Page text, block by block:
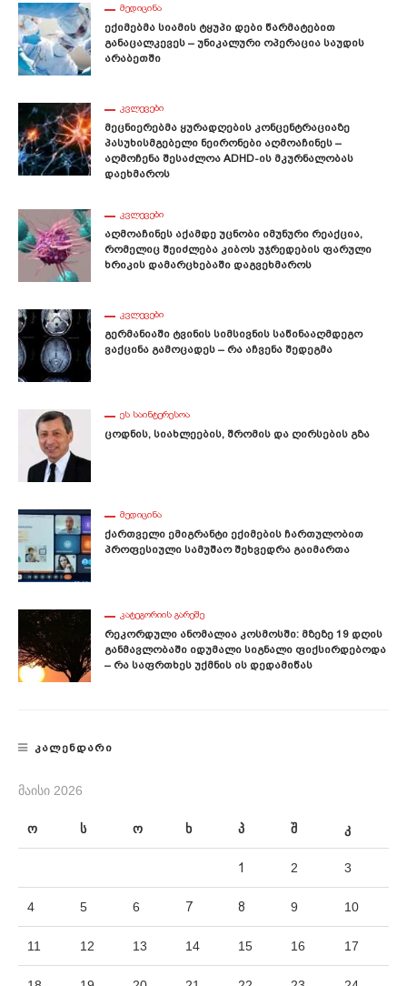
ᲛᲔᲓᲘᲪᲘᲜᲐ
Ექიმებმა Სიამის Ტყუპი Დები Წარმატებით
Განაცალკევეს – Უნიკალური Ოპერაცია Საუდის
Არაბეთში
ᲙᲕᲚᲔᲕᲔᲑᲘ
Მეცნიერებმა Ყურადღების Კონცენტრაციაზე
Პასუხისმგებელი Ნეირონები Აღმოაჩინეს –
Აღმოჩენა Შესაძლოა ADHD-Ის Მკურნალობას
Დაეხმაროს
ᲙᲕᲚᲔᲕᲔᲑᲘ
Აღმოაჩინეს Აქამდე Უცნობი Იმუნური Რეაქცია,
Რომელიც Შეიძლება Კიბოს Უჯრედების Ფარული
Ხრიკის Დამარცხებაში Დაგვეხმაროს
ᲙᲕᲚᲔᲕᲔᲑᲘ
Გერმანიაში Ტვინის Სიმსივნის Საწინააღმდეგო
Ვაქცინა Გამოცადეს – Რა Აჩვენა Შედეგმა
ᲔᲡ ᲡᲐᲘᲜᲢᲔᲠᲔᲡᲝᲐ
Ცოდნის, Სიახლეების, Შრომის Და Ღირსების Გზა
ᲛᲔᲓᲘᲪᲘᲜᲐ
Ქართველი Ემიგრანტი Ექიმების Ჩართულობით
Პროფესიული Სამუშაო Შეხვედრა Გაიმართა
ᲙᲐᲢᲔᲒᲝᲠᲘᲘᲡ ᲒᲐᲠᲔᲨᲔ
Რეკორდული Ანომალია Კოსმოსში: Მზეზე 19 Დღის
Განმავლობაში Იდუმალი Სიგნალი Ფიქსირდებოდა
– Რა Საფრთხეს Უქმნის Ის Დედამიწას
ᲙᲐᲚᲔᲜᲓᲐᲠᲘ
ᲛᲐᲘᲡᲘ 2026
ო ს ო ხ პ შ კ
1 2 3
4 5 6 7 8 9 10
11 12 13 14 15 16 17